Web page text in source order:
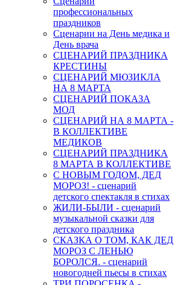
профессиональных
праздников
Сценарии на День медика и
День врача
СЦЕНАРИЙ ПРАЗДНИКА
КРЕСТИНЫ
СЦЕНАРИЙ МЮЗИКЛА
НА 8 МАРТА
СЦЕНАРИЙ ПОКАЗА
МОД
СЦЕНАРИЙ НА 8 МАРТА -
В КОЛЛЕКТИВЕ
МЕДИКОВ
СЦЕНАРИЙ ПРАЗДНИКА
8 МАРТА В КОЛЛЕКТИВЕ
С НОВЫМ ГОДОМ, ДЕД
МОРОЗ! - сценарий
детского спектакля в стихах
ЖИЛИ-БЫЛИ - сценарий
музыкальной сказки для
детского праздника
СКАЗКА О ТОМ, КАК ДЕД
МОРОЗ С ЛЕНЬЮ
БОРОЛСЯ. - сценарий
новогодней пьесы в стихах